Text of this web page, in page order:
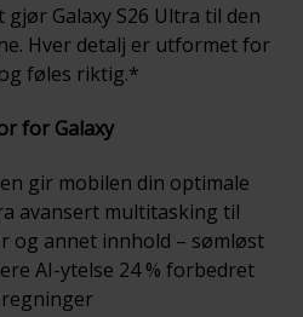
Galaxy S26 Ultra til den
Hver detalj er utformet for
føles riktig.*
for Galaxy
gir mobilen din optimale
avansert multitasking til
og annet innhold – sømløst
AI-ytelse 24 % forbedret